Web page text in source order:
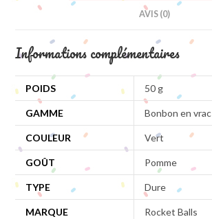
AVIS (0)
Informations complémentaires
POIDS 50 g
GAMME Bonbon en vrac
COULEUR Vert
GOÛT Pomme
TYPE Dure
MARQUE Rocket Balls